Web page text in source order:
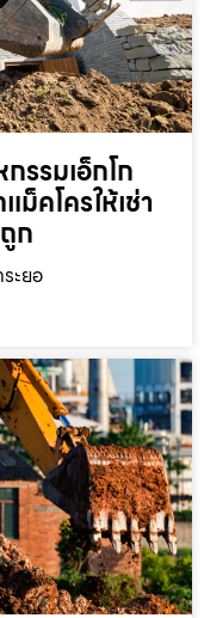
รรมเอ็กโก
ม็คโครให้เช่า
ก
ะยอ